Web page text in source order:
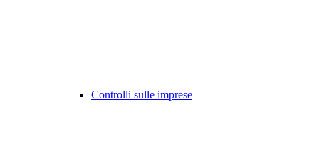
Controlli sulle imprese